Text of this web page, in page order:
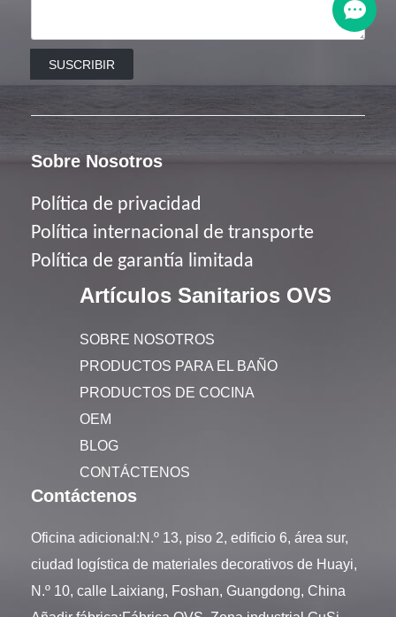
SUSCRIBIR
Sobre Nosotros
Política de privacidad
Política internacional de transporte
Política de garantía limitada
Artículos Sanitarios OVS
SOBRE NOSOTROS
PRODUCTOS PARA EL BAÑO
PRODUCTOS DE COCINA
OEM
BLOG
CONTÁCTENOS
Contáctenos
Oficina adicional:N.º 13, piso 2, edificio 6, área sur,
ciudad logística de materiales decorativos de Huayi,
N.º 10, calle Laixiang, Foshan, Guangdong, China